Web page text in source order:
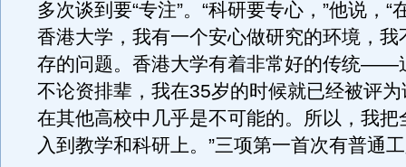
多次谈到要“专注”。“科研要专心，”他说，“
香港大学，我有一个安心做研究的环境，我
存的问题。香港大学有着非常好的传统——
不论资排辈，我在35岁的时候就已经被评
在其他高校中几乎是不可能的。所以，我把
入到教学和科研上。”三项第一首次有普通